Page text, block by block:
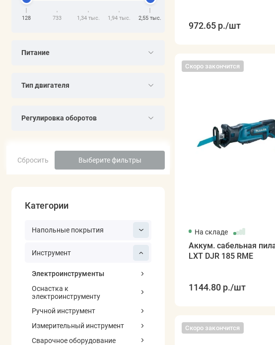
128 733 1,34 тыс. 1,94 тыс. 2,55 тыс.
Питание
Тип двигателя
Регулировка оборотов
Сбросить Выберите фильтры
Категории
Напольные покрытия
Инструмент
Электроинструменты
Оснастка к
электроинструменту
Ручной инструмент
Измерительный инструмент
Сварочное оборудование
972.65 р./шт
Скоро закончится
На складе
Аккум. сабельная
LXT DJR 185 RME
1144.80 р./шт
Скоро закончится